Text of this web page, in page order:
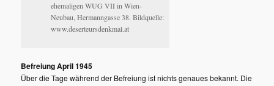
ehemaligen WUG VII in Wien-
Neubau, Hermanngasse 38. Bildquelle:
www.deserteursdenkmal.at
Befreiung April 1945
Über die Tage während der Befreiung ist nichts genaues bekannt. Die